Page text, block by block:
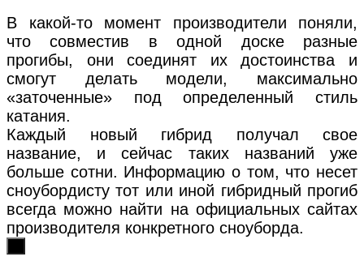
В какой-то момент производители поняли,
что совместив в одной доске разные
прогибы, они соединят их достоинства и
смогут делать модели, максимально
«заточенные» под определенный стиль
катания.
Каждый новый гибрид получал свое
название, и сейчас таких названий уже
больше сотни. Информацию о том, что несет
сноубордисту тот или иной гибридный прогиб
всегда можно найти на официальных сайтах
производителя конкретного сноуборда.